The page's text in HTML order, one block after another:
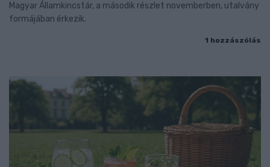
Magyar Államkincstár, a második részlet novemberben, utalvány
formájában érkezik.
1 hozzászólás